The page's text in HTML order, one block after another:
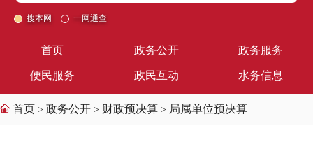
搜本网 一网通查
首页 政务公开 政务服务
便民服务 政民互动 水务信息
首页 > 政务公开 > 财政预决算 > 局属单位预决算